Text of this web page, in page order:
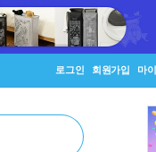
로그인 회원가입 마